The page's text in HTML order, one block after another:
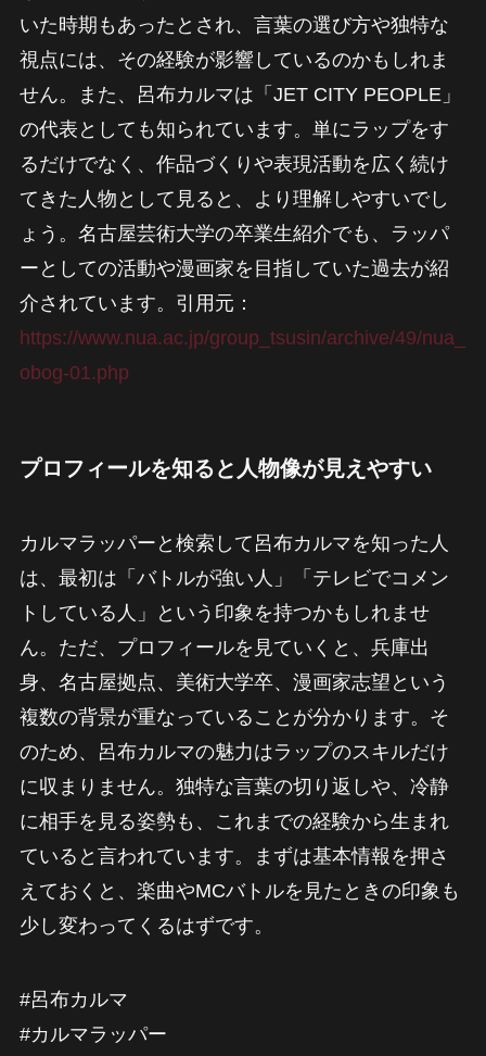
いた時期もあったとされ、言葉の選び方や独特な
視点には、その経験が影響しているのかもしれま
せん。また、呂布カルマは「JET CITY PEOPLE」
の代表としても知られています。単にラップをす
るだけでなく、作品づくりや表現活動を広く続け
てきた人物として見ると、より理解しやすいでし
ょう。名古屋芸術大学の卒業生紹介でも、ラッパ
ーとしての活動や漫画家を目指していた過去が紹
介されています。引用元：
https://www.nua.ac.jp/group_tsusin/archive/49/nua_
obog-01.php
プロフィールを知ると人物像が見えやすい
カルマラッパーと検索して呂布カルマを知った人
は、最初は「バトルが強い人」「テレビでコメン
トしている人」という印象を持つかもしれませ
ん。ただ、プロフィールを見ていくと、兵庫出
身、名古屋拠点、美術大学卒、漫画家志望という
複数の背景が重なっていることが分かります。そ
のため、呂布カルマの魅力はラップのスキルだけ
に収まりません。独特な言葉の切り返しや、冷静
に相手を見る姿勢も、これまでの経験から生まれ
ていると言われています。まずは基本情報を押さ
えておくと、楽曲やMCバトルを見たときの印象も
少し変わってくるはずです。
#呂布カルマ
#カルマラッパー